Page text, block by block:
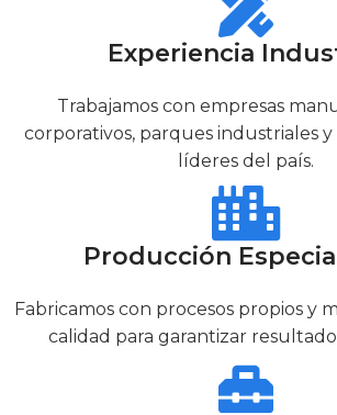
Experiencia
Trabajamos con empresas
corporativos, parques industriales
líderes del país.
Producción
Fabricamos con procesos propios y
calidad para garantizar